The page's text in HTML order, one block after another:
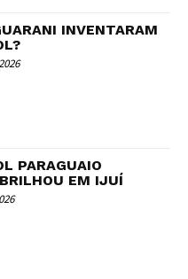
INVENTARAM
PARAGUAIO
EM IJUÍ